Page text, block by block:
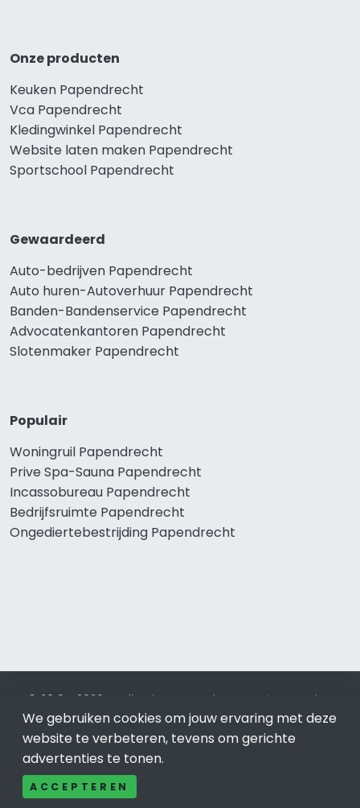
Onze producten
Keuken Papendrecht
Vca Papendrecht
Kledingwinkel Papendrecht
Website laten maken Papendrecht
Sportschool Papendrecht
Gewaardeerd
Auto-bedrijven Papendrecht
Auto huren-Autoverhuur Papendrecht
Banden-Bandenservice Papendrecht
Advocatenkantoren Papendrecht
Slotenmaker Papendrecht
Populair
Woningruil Papendrecht
Prive Spa-Sauna Papendrecht
Incassobureau Papendrecht
Bedrijfsruimte Papendrecht
Ongediertebestrijding Papendrecht
© 2019 - 2026 Realisatie en SEO door SEO-bureau
Lion
Internet. Betaal alleen voor bewezen resultaten?SEO
optimalisatie No Cure No Pay .Papendrechtis onderdeel van
Lion Internet.
We gebruiken cookies om jouw ervaring met deze
website te verbeteren, tevens om gerichte
advertenties te tonen.
ACCEPTEREN